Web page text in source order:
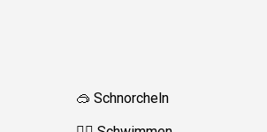
🥽 Schnorcheln